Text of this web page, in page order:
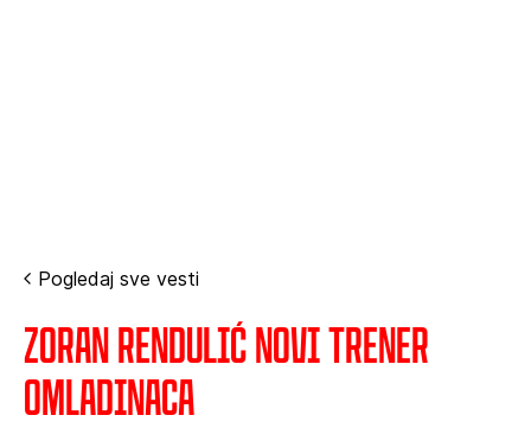
Pogledaj sve vesti
Zoran Rendulić novi trener
omladinaca